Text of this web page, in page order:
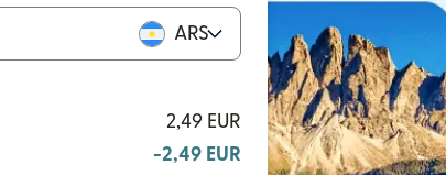
ARS
2,49 EUR
-2,49 EUR